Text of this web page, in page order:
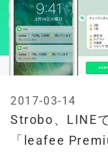
Strobo、LINE
「leafee
2017-03-14